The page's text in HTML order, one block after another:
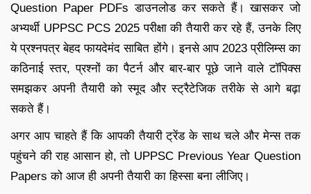
Question Paper PDFs डाउनलोड कर सकते हैं। खासकर जो
अभ्यर्थी UPPSC PCS 2025 परीक्षा की तैयारी कर रहे हैं, उनके लिए
ये प्रश्नपत्र बेहद फायदेमंद साबित होंगे। इनसे आप 2023 प्रीलिम्स का
कठिनाई स्तर, प्रश्नों का पैटर्न और बार-बार पूछे जाने वाले टॉपिक्स
समझकर अपनी तैयारी को स्मूद और स्ट्रैटेजिक तरीके से आगे बढ़ा
सकते हैं।
अगर आप चाहते हैं कि आपकी तैयारी ट्रेंड के साथ चले और मेन्स तक
पहुंचने की राह आसान हो, तो UPPSC Previous Year Question
Papers को आज ही अपनी तैयारी का हिस्सा बना लीजिए।